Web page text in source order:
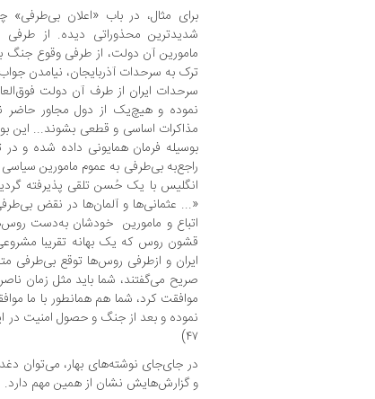
برای مثال، در باب «اعلان
شدیدترین محذوراتی دیده. از
مامورین آن دولت، از طرفی وقوع
ترک به سرحدات آذربایجان، نیامدن
سرحدات ایران از طرف آن دولت
نموده و هیچ‌یک از دول مجاور حاضر
راجع‌به بی‌طرفی به عموم مامورین
«... عثمانی‌ها و آلمان‌ها در نقض
اتباع و مامورین خودشان به‌دست
قشون روس که یک بهانه تقریبا
ایران و ازطرفی روس‌ها توقع بی‌طرفی
صریح می‌گفتند، شما باید مثل زمان
موافقت کرد، شما هم همانطور با ما
نموده و بعد از جنگ و حصول امنیت در
۴۷)
در جای‌جای نوشته‌های بهار، می‌توان
و گزارش‌هایش نشان از همین مهم دارد.